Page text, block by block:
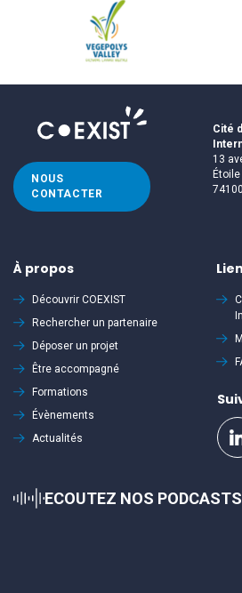
NOUS
CONTACTER
Cité
13
À propos
Découvrir COEXIST
Rechercher un partenaire
Déposer un projet
Être accompagné
Formations
Évènements
Actualités
ECOUTEZ NOS PODCASTS